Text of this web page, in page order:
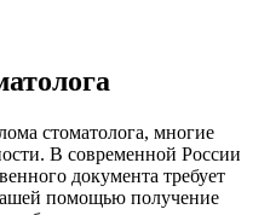
стоматолога, многие
В современной России
документа требует
помощью получение